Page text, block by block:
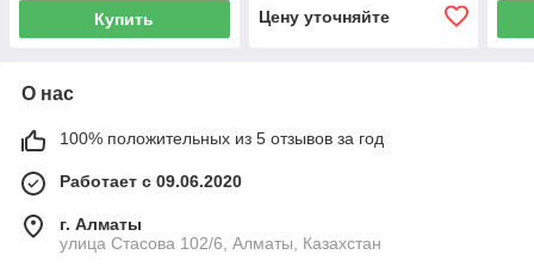
Купить Цену уточняйте
О нас
100% положительных из 5 отзывов за год
Работает с 09.06.2020
г. Алматы
улица Стасова 102/6, Алматы, Казахстан